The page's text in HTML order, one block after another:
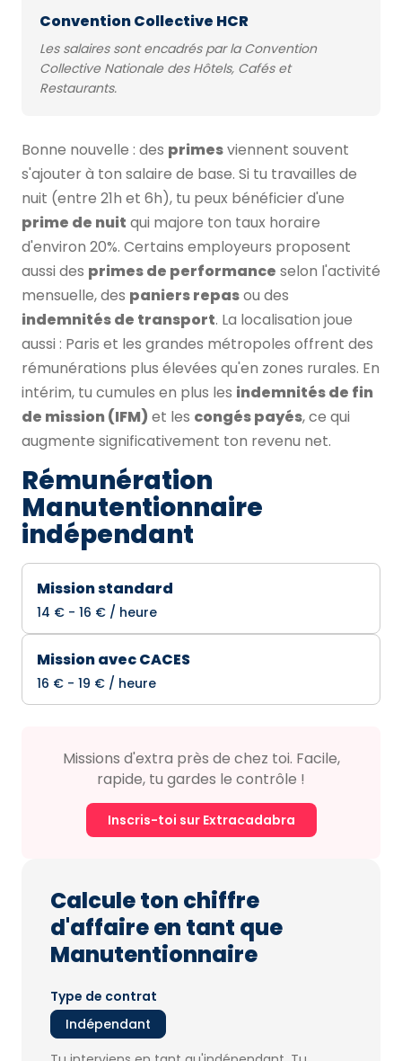
Convention Collective HCR
Les salaires sont encadrés par la Convention
Collective Nationale des Hôtels, Cafés et
Restaurants.
Bonne nouvelle : des primesviennent souvent
s'ajouter à ton salaire de base. Si tu travailles de
nuit (entre 21h et 6h), tu peux bénéficier d'une
prime de nuit qui majore ton taux horaire
d'environ 20%. Certains employeurs proposent
aussi des primes de performance selon l'activité
mensuelle, des paniers repasou des
indemnités de transport. La localisation joue
aussi : Paris et les grandes métropoles offrent des
rémunérations plus élevées qu'en zones rurales. En
intérim, tu cumules en plus les indemnités de fin
de mission (IFM) et les congés payés, ce qui
augmente significativement ton revenu net.
Rémunération
Manutentionnaire
indépendant
Mission standard
14 € - 16 € / heure
Mission avec CACES
16 € - 19 € / heure
Missions d'extra près de chez toi. Facile,
rapide, tu gardes le contrôle !
Inscris-toi sur Extracadabra
Calcule ton chiffre
d'affaire en tant que
Manutentionnaire
Type de contrat
Indépendant